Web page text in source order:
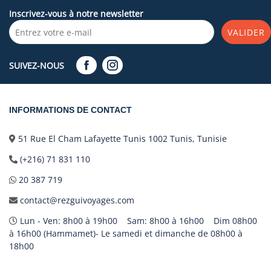
Inscrivez-vous à notre newsletter
VALIDER
SUIVEZ-NOUS
INFORMATIONS DE CONTACT
51 Rue El Cham Lafayette Tunis 1002 Tunis, Tunisie
(+216) 71 831 110
20 387 719
contact@rezguivoyages.com
Lun - Ven: 8h00 à 19h00 Sam: 8h00 à 16h00 Dim 08h00
à 16h00 (Hammamet)- Le samedi et dimanche de 08h00 à
18h00